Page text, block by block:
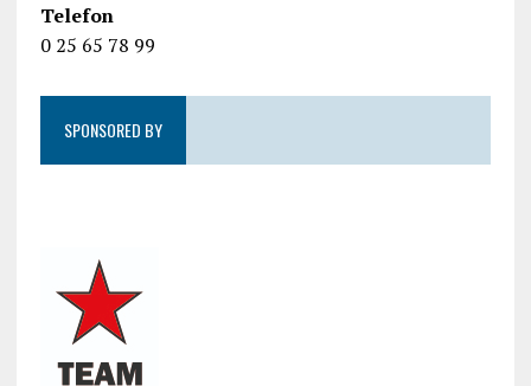
Telefon
0 25 65 78 99
SPONSORED BY